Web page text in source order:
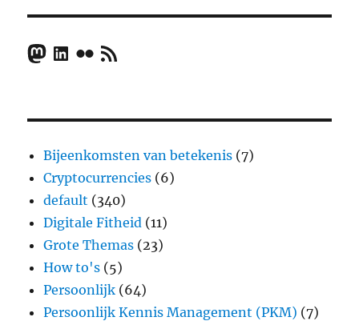
Mastodon
LinkedIn
FlickrRSS Feed
Bijeenkomsten van betekenis (7)
Cryptocurrencies (6)
default (340)
Digitale Fitheid (11)
Grote Themas (23)
How to's (5)
Persoonlijk (64)
Persoonlijk Kennis Management (PKM) (7)